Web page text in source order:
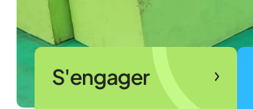
S'engager